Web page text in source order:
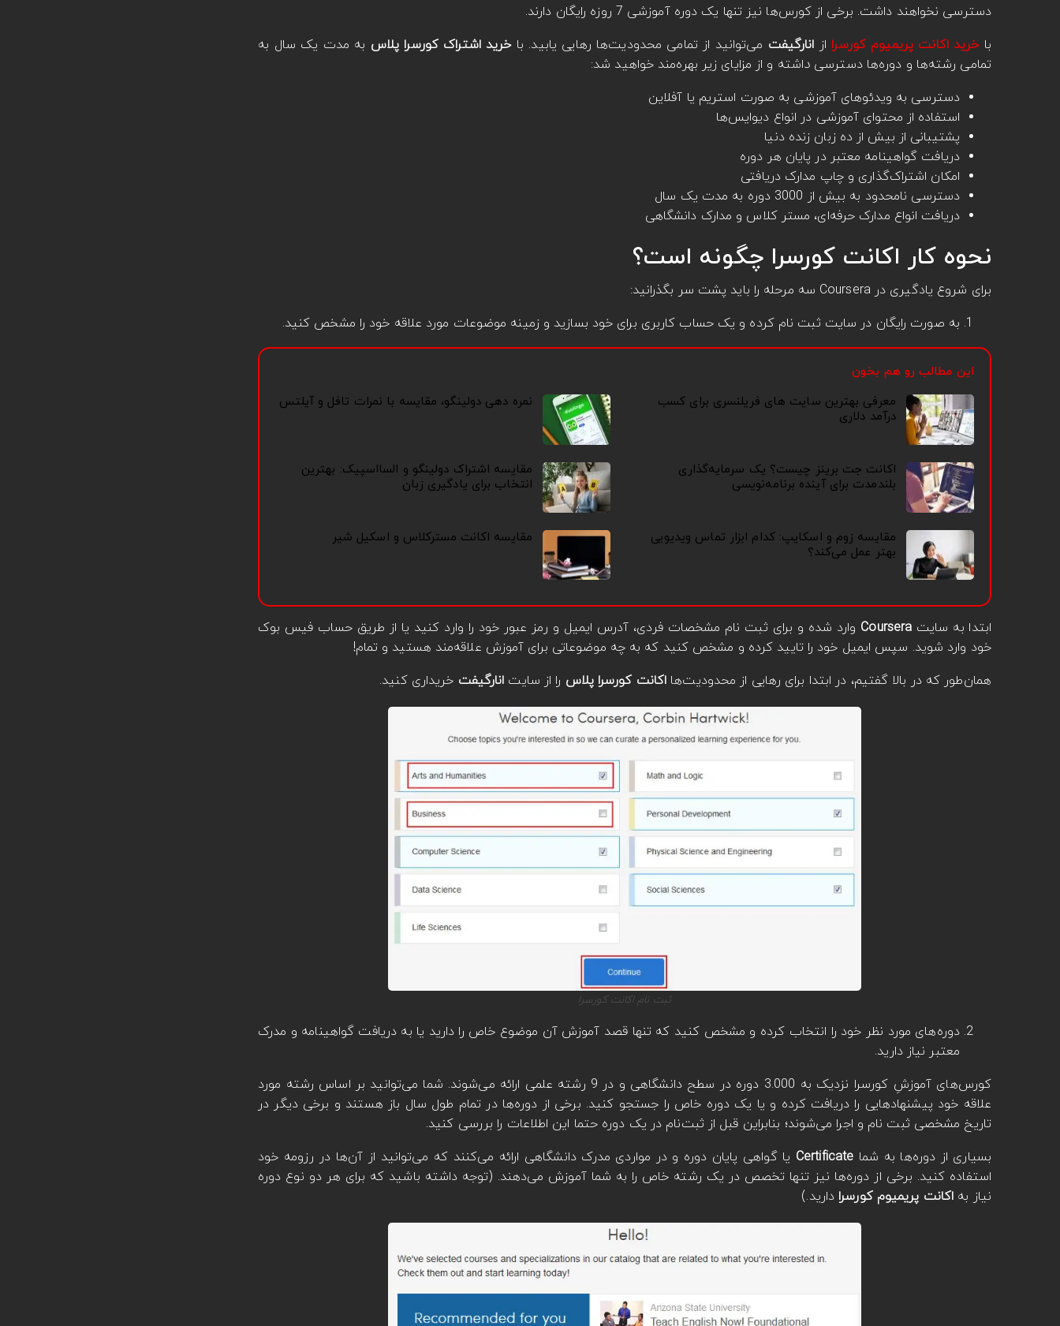
دسترسی نخواهند داشت. برخی از کورس‌ها نیز تنها یک دوره آموزشی 7 روزه رایگان دارند.
باخرید اکانت پریمیوم کورسرا از انارگیفت می‌توانید از تمامی محدودیت‌ها رهایی یابید. باخرید اشتراک کورسرا پلاس به مدت یک سال به
تمامی رشته‌ها و دوره‌ها دسترسی داشته و از مزایای زیر بهره‌مند خواهید شد:
دسترسی به ویدئوهای آموزشی به صورت استریم یا آفلاین
استفاده از محتوای آموزشی در انواع دیوایس‌ها
پشتیبانی از بیش از ده زبان زنده دنیا
دریافت گواهینامه معتبر در پایان هر دوره
امکان اشتراک‌گذاری و چاپ مدارک دریافتی
دسترسی نامحدود به بیش از 3000 دوره به مدت یک سال
دریافت انواع مدارک حرفه‌ای، مستر کلاس و مدارک دانشگاهی
نحوه کار اکانت کورسرا چگونه است؟
برای شروع یادگیری در Coursera سه مرحله را باید پشت سر بگذرانید:
به صورت رایگان در سایت ثبت نام کرده و یک حساب کاربری برای خود بسازید و زمینه موضوعات مورد علاقه خود را مشخص کنید.
این مطالب رو هم بخون
معرفی بهترین سایت های فریلنسری برای کسب
درآمد دلاری
نمره دهی دولینگو، مقایسه با نمرات تافل و آیلتس
اکانت جت برینز چیست؟ یک سرمایه‌گذاری
بلندمدت برای آینده برنامه‌نویسی
مقایسه اشتراک دولینگو و السااسپیک: بهترین
انتخاب برای یادگیری زبان
مقایسه زوم و اسکایپ: کدام ابزار تماس ویدیویی
بهتر عمل می‌کند؟
مقایسه اکانت مسترکلاس و اسکیل شیر
ابتدا به سایت Coursera وارد شده و برای ثبت نام مشخصات فردی، آدرس ایمیل و رمز عبور خود را وارد کنید یا از طریق حساب فیس بوک
خود وارد شوید. سپس ایمیل خود را تایید کرده و مشخص کنید که به چه موضوعاتی برای آموزش علاقه‌مند هستید و تمام!
همان‌طور که در بالا گفتیم، در ابتدا برای رهایی از محدودیت‌ها اکانت کورسرا پلاس را از سایت انارگیفت خریداری کنید.
ثبت نام اکانت کورسرا
دوره‌های مورد نظر خود را انتخاب کرده و مشخص کنید که تنها قصد آموزش آن موضوع خاص را دارید یا به دریافت گواهینامه و مدرک
معتبر نیاز دارید.
کورس‌های آموزشِ کورسرا نزدیک به 3.000 دوره در سطح دانشگاهی و در 9 رشته علمی ارائه می‌شوند. شما می‌توانید بر اساس رشته مورد
علاقه خود پیشنهادهایی را دریافت کرده و یا یک دوره خاص را جستجو کنید. برخی از دوره‌ها در تمام طول سال باز هستند و برخی دیگر در
تاریخ مشخصی ثبت نام و اجرا می‌شوند؛ بنابراین قبل از ثبت‌نام در یک دوره حتما این اطلاعات را بررسی کنید.
بسیاری از دوره‌ها به شما Certificate یا گواهی پایان دوره و در مواردی مدرک دانشگاهی ارائه می‌کنند که می‌توانید از آن‌ها در رزومه خود
استفاده کنید. برخی از دوره‌ها نیز تنها تخصص در یک رشته خاص را به شما آموزش می‌دهند. (توجه داشته باشید که برای هر دو نوع دوره
نیاز به اکانت پریمیوم کورسرا دارید.)